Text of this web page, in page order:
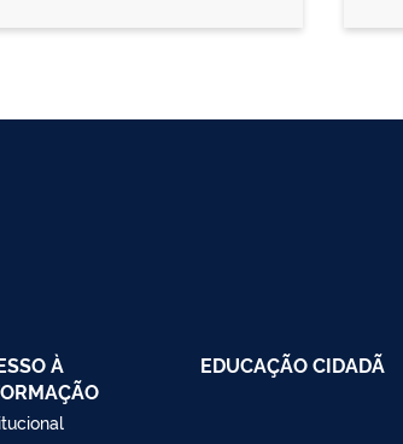
À
EDUCAÇÃO CIDADÃ